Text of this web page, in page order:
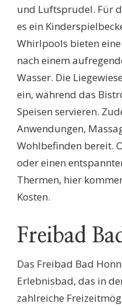
und Luftsprudel. Für
es ein
Whirlpools bieten
nach einem
Wasser. Die
ein, während das
Speisen servieren.
Anwendungen,
Wohlbefinden bereit.
oder einen
Thermen, hier
Kosten.
Freibad
Das Freibad Bad
Erlebnisbad, das in
zahlreiche